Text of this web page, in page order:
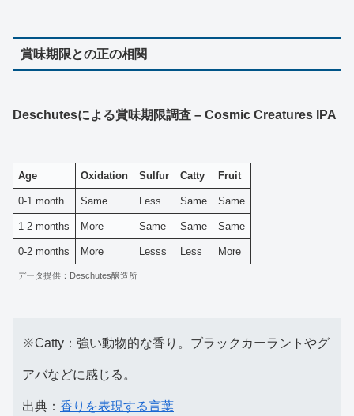
賞味期限との正の相関
Deschutesによる賞味期限調査 – Cosmic Creatures IPA
Age Oxidation Sulfur Catty Fruit
0-1 month Same Less Same Same
1-2 months More Same Same Same
0-2 months More Lesss Less More
データ提供：Deschutes醸造所
※Catty：強い動物的な香り。ブラックカーラントやグ
アバなどに感じる。
出典： 香りを表現する言葉